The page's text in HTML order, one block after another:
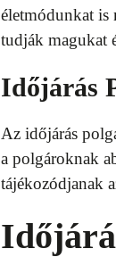
életmódunkat is
tudják magukat
Időjárás
Az időjárás
a polgároknak
tájékozódjanak